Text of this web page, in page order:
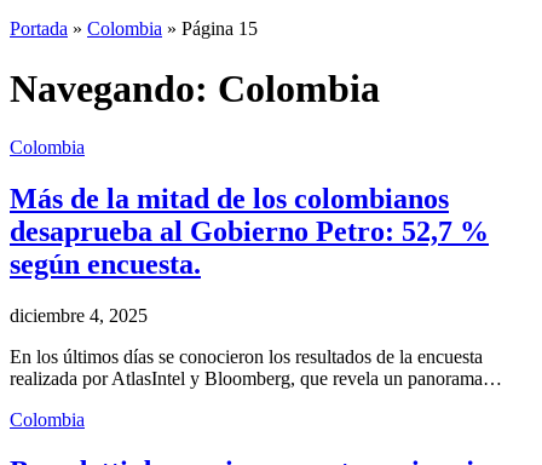
Portada » Colombia » Página 15
Navegando: Colombia
Colombia
Más de la mitad de los colombianos
desaprueba al Gobierno Petro: 52,7 %
según encuesta.
diciembre 4, 2025
En los últimos días se conocieron los resultados de la encuesta
realizada por AtlasIntel y Bloomberg, que revela un panorama…
Colombia